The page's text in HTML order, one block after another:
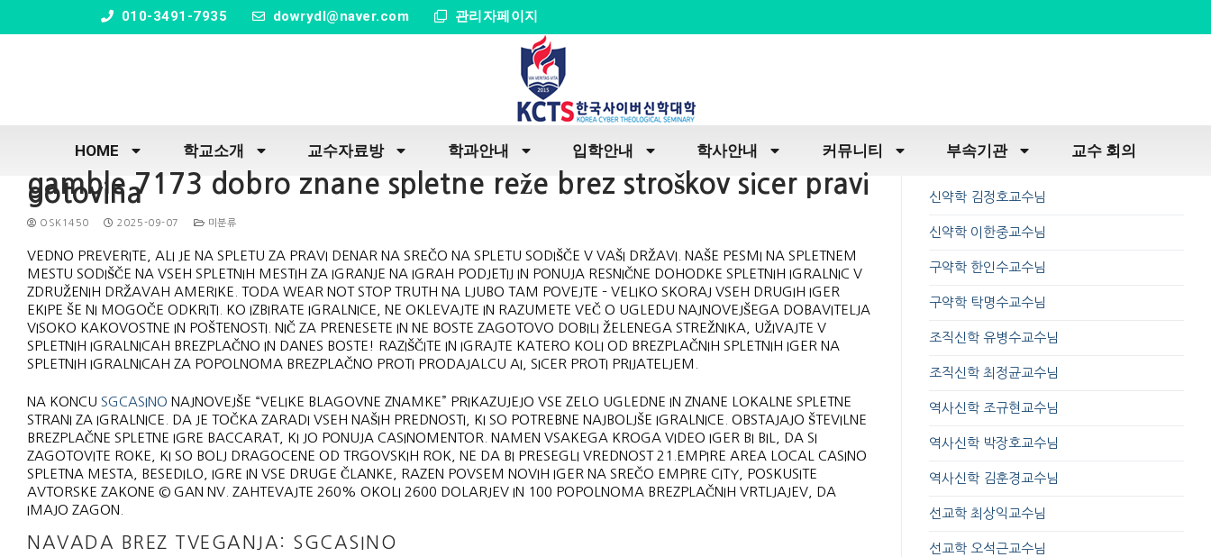
010-3491-7935 dowrydl@naver.com 관리자페이지
HOME 학교소개 교수자료방 학과안내 입학안내 학사안내 커뮤니티 부속기관 교수 회의
gamble 7173 dobro znane spletne reže brez stroškov sicer pravi
gotovina
OSK1450 2025-09-07 미분류
VEDNO PREVERITE, ALI JE NA SPLETU ZA PRAVI DENAR NA SREČO NA SPLETU SODIŠČE V VAŠI DRŽAVI. NAŠE PESMI NA SPLETNEM
MESTU SODIŠČE NA VSEH SPLETNIH MESTIH ZA IGRANJE NA IGRAH PODJETIJ IN PONUJA RESNIČNE DOHODKE SPLETNIH IGRALNIC V
ZDRUŽENIH DRŽAVAH AMERIKE. TODA WEAR NOT STOP TRUTH NA LJUBO TAM POVEJTE – VELIKO SKORAJ VSEH DRUGIH IGER
EKIPE ŠE NI MOGOČE ODKRITI. KO IZBIRATE IGRALNICE, NE OKLEVAJTE IN RAZUMETE VEČ O UGLEDU NAJNOVEJŠEGA DOBAVITELJA
VISOKO KAKOVOSTNE IN POŠTENOSTI.
NIČ ZA PRENESETE IN NE BOSTE ZAGOTOVO DOBILI ŽELENEGA STREŽNIKA, UŽIVAJTE V
SPLETNIH IGRALNICAH BREZPLAČNO IN DANES BOSTE! RAZIŠČITE IN IGRAJTE KATERO KOLI OD BREZPLAČNIH SPLETNIH IGER NA
SPLETNIH IGRALNICAH ZA POPOLNOMA BREZPLAČNO PROTI PRODAJALCU AI, SICER PROTI PRIJATELJEM.
NA KONCU SGCASINO NAJNOVEJŠE “VELIKE BLAGOVNE ZNAMKE” PRIKAZUJEJO VSE ZELO UGLEDNE IN ZNANE LOKALNE SPLETNE
STRANI ZA IGRALNICE. DA JE TOČKA ZARADI VSEH NAŠIH PREDNOSTI, KI SO POTREBNE NAJBOLJŠE IGRALNICE. OBSTAJAJO ŠTEVILNE
BREZPLAČNE SPLETNE IGRE BACCARAT, KI JO PONUJA CASINOMENTOR. NAMEN VSAKEGA KROGA VIDEO IGER BI BIL, DA SI
ZAGOTOVITE ROKE, KI SO BOLJ DRAGOCENE OD TRGOVSKIH ROK, NE DA BI PRESEGLI VREDNOST 21.EMPIRE AREA LOCAL CASINO
SPLETNA MESTA, BESEDILO, IGRE IN VSE DRUGE ČLANKE, RAZEN POVSEM NOVIH IGER NA SREČO EMPIRE CITY, POSKUSITE
AVTORSKE ZAKONE © GAN NV. ZAHTEVAJTE 260% OKOLI 2600 DOLARJEV IN 100 POPOLNOMA BREZPLAČNIH VRTLJAJEV, DA
IMAJO ZAGON.
NAVADA BREZ TVEGANJA: SGCASINO
신약학 김정호교수님
신약학 이한중교수님
구약학 한인수교수님
구약학 탁명수교수님
조직신학 유병수교수님
조직신학 최정균교수님
역사신학 조규현교수님
역사신학 박장호교수님
역사신학 김훈경교수님
선교학 최상익교수님
선교학 오석근교수님